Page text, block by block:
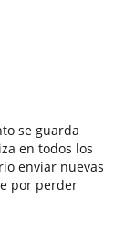
se guarda
en todos los
enviar nuevas
por perder